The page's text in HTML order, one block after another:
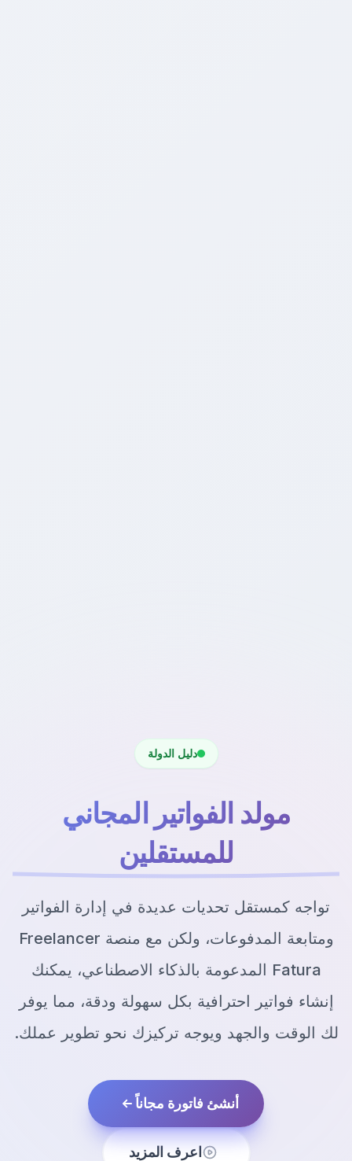
دليل الدولة
مولد الفواتير المجاني
للمستقلين
تواجه كمستقل تحديات عديدة في إدارة الفواتير
ومتابعة المدفوعات، ولكن مع منصة Freelancer
Fatura المدعومة بالذكاء الاصطناعي، يمكنك
إنشاء فواتير احترافية بكل سهولة ودقة، مما يوفر
لك الوقت والجهد ويوجه تركيزك نحو تطوير عملك.
أنشئ فاتورة مجاناً
اعرف المزيد